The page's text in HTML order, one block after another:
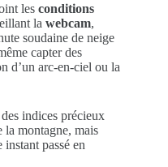
les conditions
la webcam,
soudaine de neige
capter des
d’un arc-en-ciel ou la
indices précieux
la montagne, mais
passé en